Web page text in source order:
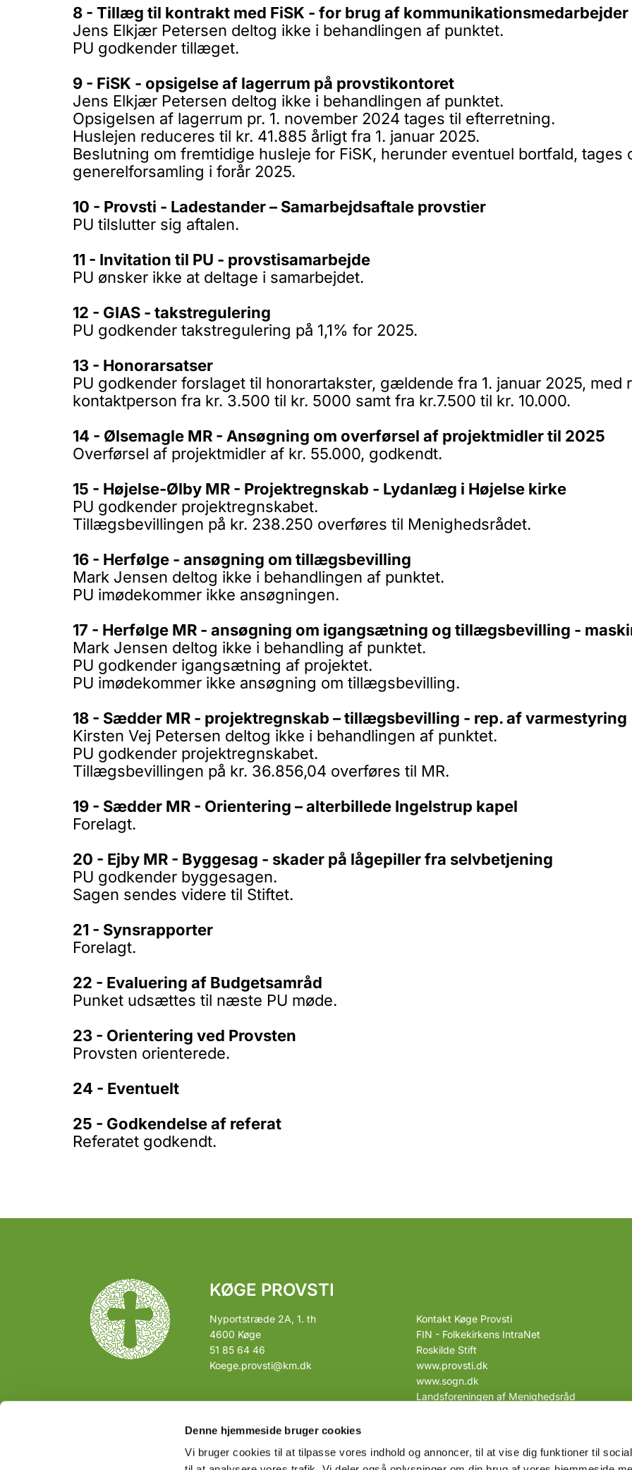
Denne hjemmeside bruger cookies
Vi bruger cookies til at tilpasse vores indhold og annoncer, til at vise dig funktioner til
8 - Tillæg til kontrakt med FiSK - for brug af kommunikationsmedarbejder
Jens Elkjær Petersen deltog ikke i behandlingen af punktet.
PU godkender tillæget.
9 - FiSK - opsigelse af lagerrum på provstikontoret
Jens Elkjær Petersen deltog ikke i behandlingen af punktet.
Opsigelsen af lagerrum pr. 1. november 2024 tages til efterretning.
Huslejen reduceres til kr. 41.885 årligt fra 1. januar 2025.
Beslutning om fremtidige husleje for FiSK, herunder eventuel bortfald, tages
generelforsamling i forår 2025.
10 - Provsti - Ladestander – Samarbejdsaftale provstier
PU tilslutter sig aftalen.
11 - Invitation til PU - provstisamarbejde
PU ønsker ikke at deltage i samarbejdet.
12 - GIAS - takstregulering
PU godkender takstregulering på 1,1% for 2025.
13 - Honorarsatser
PU godkender forslaget til honorartakster, gældende fra 1. januar 2025,
kontaktperson fra kr. 3.500 til kr. 5000 samt fra kr.7.500 til kr. 10.000.
14 - Ølsemagle MR - Ansøgning om overførsel af projektmidler til 2025
Overførsel af projektmidler af kr. 55.000, godkendt.
15 - Højelse-Ølby MR - Projektregnskab - Lydanlæg i Højelse kirke
PU godkender projektregnskabet.
Tillægsbevillingen på kr. 238.250 overføres til Menighedsrådet.
16 - Herfølge - ansøgning om tillægsbevilling
Mark Jensen deltog ikke i behandlingen af punktet.
PU imødekommer ikke ansøgningen.
17 - Herfølge MR - ansøgning om igangsætning og tillægsbevilling -
Mark Jensen deltog ikke i behandling af punktet.
PU godkender igangsætning af projektet.
PU imødekommer ikke ansøgning om tillægsbevilling.
18 - Sædder MR - projektregnskab – tillægsbevilling - rep. af varmestyring
Kirsten Vej Petersen deltog ikke i behandlingen af punktet.
PU godkender projektregnskabet.
Tillægsbevillingen på kr. 36.856,04 overføres til MR.
19 - Sædder MR - Orientering – alterbillede Ingelstrup kapel
Forelagt.
20 - Ejby MR - Byggesag - skader på lågepiller fra selvbetjening
PU godkender byggesagen.
Sagen sendes videre til Stiftet.
21 - Synsrapporter
Forelagt.
22 - Evaluering af Budgetsamråd
Punket udsættes til næste PU møde.
23 - Orientering ved Provsten
Provsten orienterede.
24 - Eventuelt
25 - Godkendelse af referat
Referatet godkendt.
KØGE PROVSTI
Nyportstræde 2A, 1. th
4600 Køge
51 85 64 46
Koege.provsti@km.dk
Kontakt Køge Provsti
FIN - Folkekirkens IntraNet
Roskilde Stift
www.provsti.dk
www.sogn.dk
Landsforeningen af Menighedsråd